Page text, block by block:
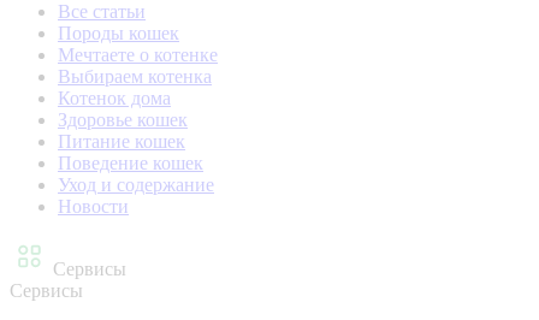
Все статьи
Породы кошек
Мечтаете о котенке
Выбираем котенка
Котенок дома
Здоровье кошек
Питание кошек
Поведение кошек
Уход и содержание
Новости
Сервисы
Сервисы